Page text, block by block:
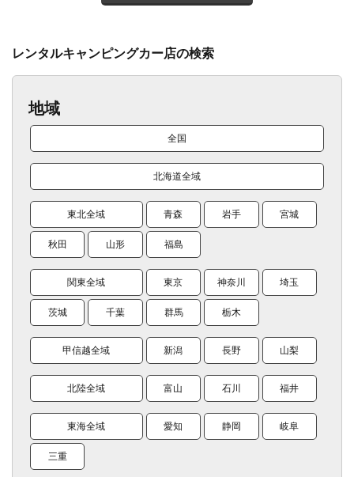
レンタルキャンピングカー店の検索
地域
全国
北海道全域
東北全域 青森 岩手 宮城
秋田 山形 福島
関東全域 東京 神奈川 埼玉
茨城 千葉 群馬 栃木
甲信越全域 新潟 長野 山梨
北陸全域 富山 石川 福井
東海全域 愛知 静岡 岐阜
三重